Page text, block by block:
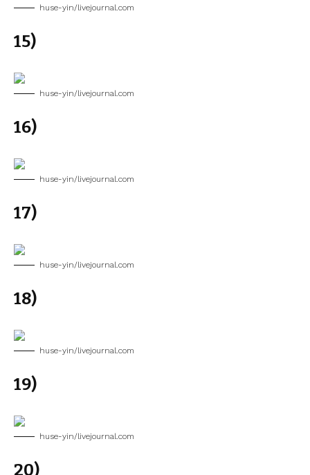
huse-yin/livejournal.com
15)
huse-yin/livejournal.com
16)
huse-yin/livejournal.com
17)
huse-yin/livejournal.com
18)
huse-yin/livejournal.com
19)
huse-yin/livejournal.com
20)